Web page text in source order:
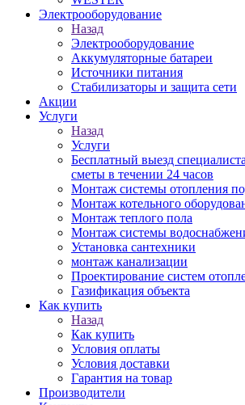
Электрооборудование
Назад
Электрооборудование
Аккумуляторные батареи
Источники питания
Стабилизаторы и защита сети
Акции
Услуги
Назад
Услуги
Бесплатный выезд
сметы в течении 24 часов
Монтаж системы отопления
Монтаж котельного
Монтаж теплого пола
Монтаж системы
Установка сантехники
монтаж канализации
Проектирование систем
Газификация объекта
Как купить
Назад
Как купить
Условия оплаты
Условия доставки
Гарантия на товар
Производители